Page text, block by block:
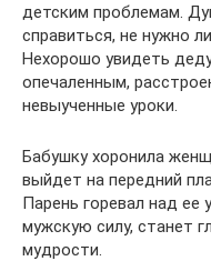
детским проблемам.
справиться, не нужно
Нехорошо увидеть
опечаленным,
невыученные уроки.
Бабушку хоронила
выйдет на передний
Парень горевал над
мужскую силу, станет
мудрости.